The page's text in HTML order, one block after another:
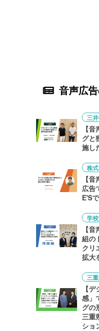
音声広
三
【
グと
施し
株
【
広告
E'S
学
【
組の
クリ
拡大
三
【
感」
グの
三重
ショ